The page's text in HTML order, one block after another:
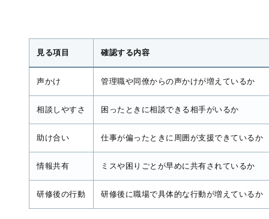
見る項目 確認する内容
声かけ 管理職や同僚からの声かけが増えているか
相談しやすさ 困ったときに相談できる相手がいるか
助け合い 仕事が偏ったときに周囲が支援できているか
情報共有 ミスや困りごとが早めに共有されているか
研修後の行動 研修後に職場で具体的な行動が増えているか